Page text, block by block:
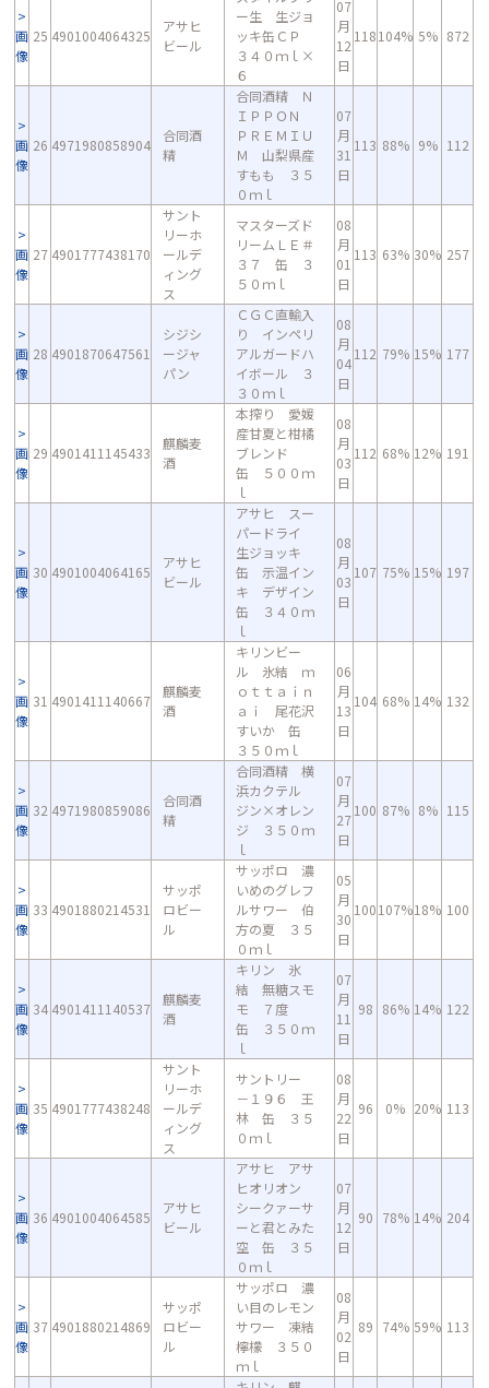
画
像
25 4901004064325
アサヒ
ビール
ー生 生ジョ
ッキ缶ＣＰ
３４０ｍｌ×
６
07
月
12
日
118104% 5% 872
画
像
26 4971980858904
合同酒
精
合同酒精 Ｎ
ＩＰＰＯＮ
ＰＲＥＭＩＵ
Ｍ 山梨県産
すもも ３５
０ｍｌ
07
月
31
日
113 88% 9% 112
画
像
27 4901777438170
サント
リーホ
ールデ
ィング
ス
マスターズド
リームＬＥ＃
３７ 缶 ３
５０ｍｌ
08
月
01
日
113 63% 30% 257
画
像
28 4901870647561
シジシ
ージャ
パン
ＣＧＣ直輸入
り インペリ
アルガードハ
イボール ３
３０ｍｌ
08
月
04
日
112 79% 15% 177
画
像
29 4901411145433
麒麟麦
酒
本搾り 愛媛
産甘夏と柑橘
ブレンド
缶 ５００ｍ
ｌ
08
月
03
日
112 68% 12% 191
画
像
30 4901004064165
アサヒ
ビール
アサヒ スー
パードライ
生ジョッキ
缶 示温イン
キ デザイン
缶 ３４０ｍ
ｌ
08
月
03
日
107 75% 15% 197
画
像
31 4901411140667
麒麟麦
酒
キリンビー
ル 氷結 ｍ
ｏｔｔａｉｎ
ａｉ 尾花沢
すいか 缶
３５０ｍｌ
06
月
13
日
104 68% 14% 132
画
像
32 4971980859086
合同酒
精
合同酒精 横
浜カクテル
ジン×オレン
ジ ３５０ｍ
ｌ
07
月
27
日
100 87% 8% 115
画
像
33 4901880214531
サッポ
ロビー
ル
サッポロ 濃
いめのグレフ
ルサワー 伯
方の夏 ３５
０ｍｌ
05
月
30
日
100107%18% 100
画
像
34 4901411140537
麒麟麦
酒
キリン 氷
結 無糖スモ
モ ７度
缶 ３５０ｍ
ｌ
07
月
11
日
98 86% 14% 122
画
像
35 4901777438248
サント
リーホ
ールデ
ィング
ス
サントリー
－１９６ 王
林 缶 ３５
０ｍｌ
08
月
22
日
96 0% 20% 113
画
像
36 4901004064585
アサヒ
ビール
アサヒ アサ
ヒオリオン
シークァーサ
ーと君とみた
空 缶 ３５
０ｍｌ
07
月
12
日
90 78% 14% 204
画
像
37 4901880214869
サッポ
ロビー
ル
サッポロ 濃
い目のレモン
サワー 凍結
檸檬 ３５０
ｍｌ
08
月
02
日
89 74% 59% 113